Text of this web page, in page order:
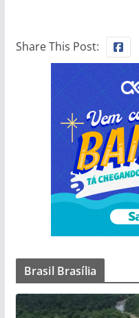
Share This Post:
Brasil Brasília